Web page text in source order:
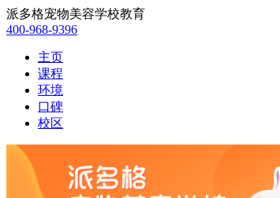
派多格宠物美容学校教育
400-968-9396
主页
课程
环境
口碑
校区